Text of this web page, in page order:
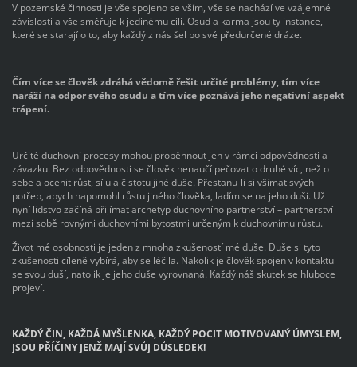
V pozemské činnosti je vše spojeno se vším, vše se nachází ve vzájemné
závislosti a vše směřuje k jedinému cíli. Osud a karma jsou ty instance,
které se starají o to, aby každý z nás šel po své předurčené dráze.
Čím více se člověk zdráhá vědomě řešit určité problémy, tím více
naráží na odpor svého osudu a tím více poznává jeho negativní aspekt
trápení.
Určité duchovní procesy mohou proběhnout jen v rámci odpovědnosti a
závazku. Bez odpovědnosti se člověk nenaučí pečovat o druhé víc, než o
sebe a ocenit růst, sílu a čistotu jiné duše. Přestanu-li si všímat svých
potřeb, abych napomohl růstu jiného člověka, ladím se na jeho duši. Už
nyní lidstvo začíná přijímat archetyp duchovního partnerství – partnerství
mezi sobě rovnými duchovními bytostmi určeným k duchovnímu růstu.
Život mé osobnosti je jeden z mnoha zkušeností mé duše. Duše si tyto
zkušenosti cíleně vybírá, aby se léčila. Nakolik je člověk spojen v kontaktu
se svou duší, natolik je jeho duše vyrovnaná. Každý náš skutek se hluboce
projeví.
KAŽDÝ ČIN, KAŽDÁ MYŠLENKA, KAŽDÝ POCIT MOTIVOVANÝ ÚMYSLEM,
JSOU PŘÍČINY JENŽ MAJÍ SVŮJ DŮSLEDEK!